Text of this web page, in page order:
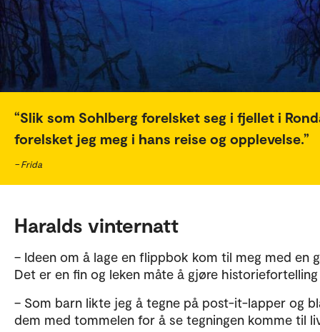
Slik som Sohlberg forelsket seg i fjellet i
forelsket jeg meg i hans reise og opplevelse.
– Frida
Haralds vinternatt
– Ideen om å lage en flippbok kom til meg med en
Det er en fin og leken måte å gjøre
– Som barn likte jeg å tegne på post-it-lapper og
dem med tommelen for å se tegningen komme til